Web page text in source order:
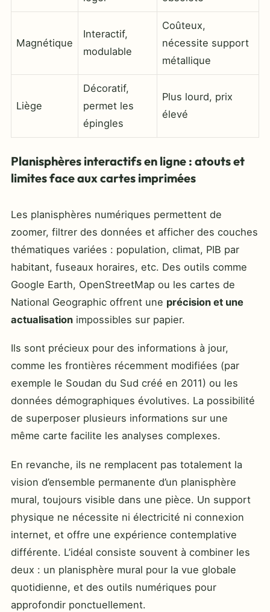
Magnétique
Interactif,
modulable
Coûteux,
nécessite support
métallique
Liège
Décoratif,
permet les
épingles
Plus lourd, prix
élevé
Planisphères interactifs en ligne : atouts et
limites face aux cartes imprimées
Les planisphères numériques permettent de
zoomer, filtrer des données et afficher des couches
thématiques variées : population, climat, PIB par
habitant, fuseaux horaires, etc. Des outils comme
Google Earth, OpenStreetMap ou les cartes de
National Geographic offrent une précision et une
actualisation impossibles sur papier.
Ils sont précieux pour des informations à jour,
comme les frontières récemment modifiées (par
exemple le Soudan du Sud créé en 2011) ou les
données démographiques évolutives. La possibilité
de superposer plusieurs informations sur une
même carte facilite les analyses complexes.
En revanche, ils ne remplacent pas totalement la
vision d’ensemble permanente d’un planisphère
mural, toujours visible dans une pièce. Un support
physique ne nécessite ni électricité ni connexion
internet, et offre une expérience contemplative
différente. L’idéal consiste souvent à combiner les
deux : un planisphère mural pour la vue globale
quotidienne, et des outils numériques pour
approfondir ponctuellement.